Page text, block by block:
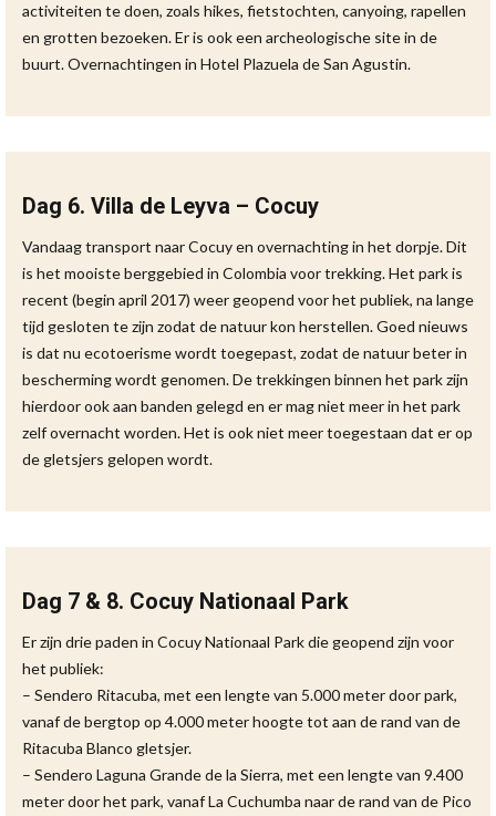
activiteiten te doen, zoals hikes, fietstochten, canyoing, rapellen
en grotten bezoeken. Er is ook een archeologische site in de
buurt. Overnachtingen in Hotel Plazuela de San Agustin.
Dag 6. Villa de Leyva – Cocuy
Vandaag transport naar Cocuy en overnachting in het dorpje. Dit
is het mooiste berggebied in Colombia voor trekking. Het park is
recent (begin april 2017) weer geopend voor het publiek, na lange
tijd gesloten te zijn zodat de natuur kon herstellen. Goed nieuws
is dat nu ecotoerisme wordt toegepast, zodat de natuur beter in
bescherming wordt genomen. De trekkingen binnen het park zijn
hierdoor ook aan banden gelegd en er mag niet meer in het park
zelf overnacht worden. Het is ook niet meer toegestaan dat er op
de gletsjers gelopen wordt.
Dag 7 & 8. Cocuy Nationaal Park
Er zijn drie paden in Cocuy Nationaal Park die geopend zijn voor
het publiek:
– Sendero Ritacuba, met een lengte van 5.000 meter door park,
vanaf de bergtop op 4.000 meter hoogte tot aan de rand van de
Ritacuba Blanco gletsjer.
– Sendero Laguna Grande de la Sierra, met een lengte van 9.400
meter door het park, vanaf La Cuchumba naar de rand van de Pico